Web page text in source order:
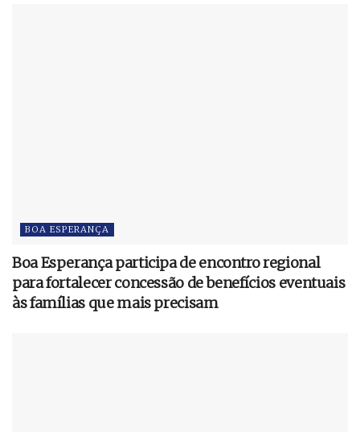
BOA ESPERANÇA
Boa Esperança participa de encontro regional
para fortalecer concessão de benefícios eventuais
às famílias que mais precisam